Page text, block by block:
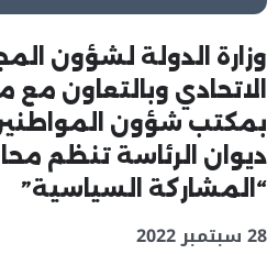
وزارة الدولة لشؤون
الاتحادي وبالتعاون
بمكتب شؤون
ديوان الرئاسة تنظم
“المشاركة السياسية”
28 سبتمبر 2022